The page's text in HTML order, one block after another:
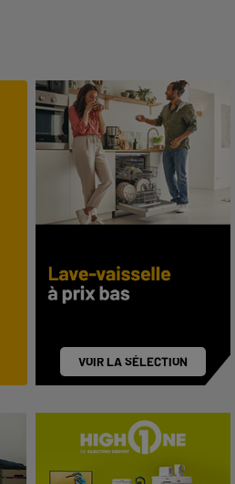
VOIR LA SÉLECTION